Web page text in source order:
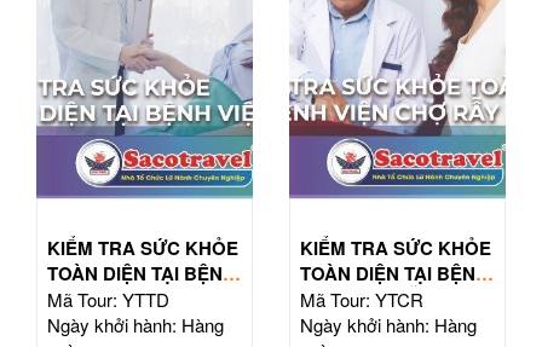
KIỂM TRA SỨC KHỎE
TOÀN DIỆN TẠI BỆNH
VIỆN TỪ DŨ
Mã Tour: YTTD
Ngày khởi hành: Hàng
KIỂM TRA SỨC KHỎE
TOÀN DIỆN TẠI BỆNH
VIỆN CHỢ RẪY
Mã Tour: YTCR
Ngày khởi hành: Hàng